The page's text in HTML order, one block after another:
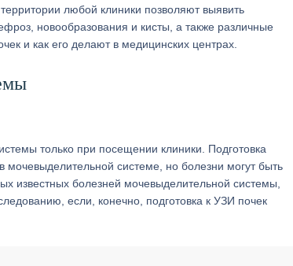
любой клиники позволяют выявить
новообразования и кисты, а также различные
и как его делают в медицинских центрах.
только при посещении клиники. Подготовка
системе, но болезни могут быть
известных болезней мочевыделительной системы,
если, конечно, подготовка к УЗИ почек